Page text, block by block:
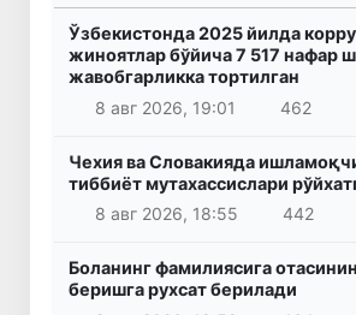
Ўзбекистонда 2025 йилда
жиноятлар бўйича 7 517 нафар
жавобгарликка тортилган
8 авг 2026, 19:01
462
Чехия ва Словакияда
тиббиёт мутахассислари
8 авг 2026, 18:55
442
Боланинг фамилиясига
беришга рухсат берилади